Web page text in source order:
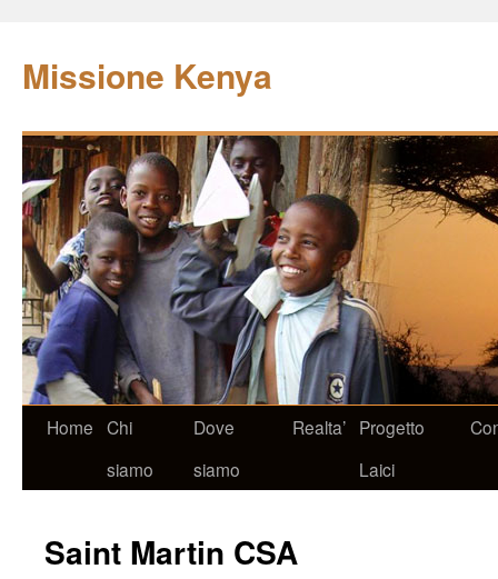
Missione Kenya
Home Chi
siamo
Dove
siamo
Realta’ Progetto
Laici
Saint Martin CSA